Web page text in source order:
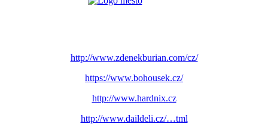
http://www.zdenekburian.com/cz/
https://www.bohousek.cz/
http://www.hardnix.cz
http://www.daildeli.cz/…tml